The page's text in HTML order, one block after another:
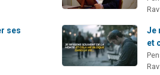
ses
Je
et